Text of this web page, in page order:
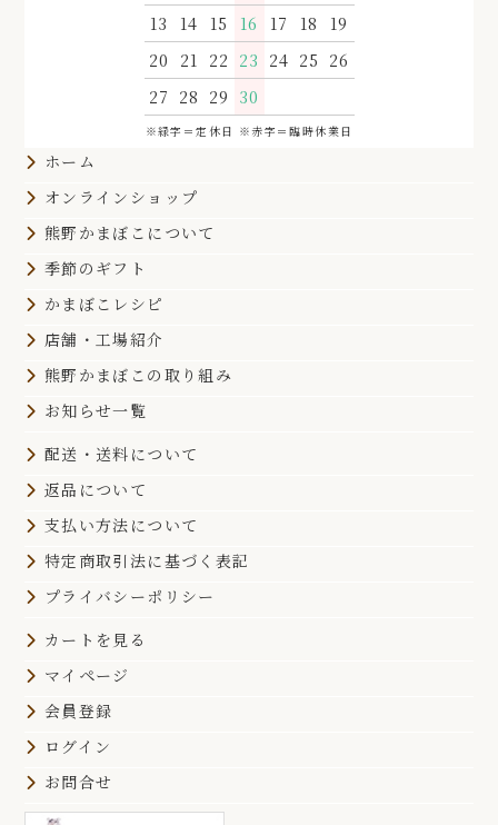
13
14 15 16 17 18
19
20
21 22 23 24 25 26
27 28 29 30
※緑字＝定休日 ※赤字＝臨時休業日
ホーム
オンラインショップ
熊野かまぼこについて
季節のギフト
かまぼこレシピ
店舗・工場紹介
熊野かまぼこの取り組み
お知らせ一覧
配送・送料について
返品について
支払い方法について
特定商取引法に基づく表記
プライバシーポリシー
カートを見る
マイページ
会員登録
ログイン
お問合せ